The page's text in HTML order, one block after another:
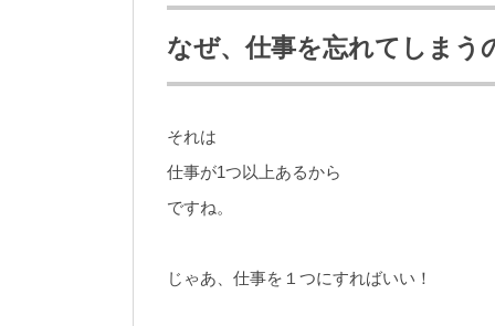
なぜ、仕事を忘れてしまう
それは
仕事が1つ以上あるから
ですね。
じゃあ、仕事を１つにすればいい！